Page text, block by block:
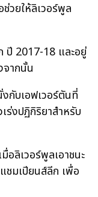
ช่วยให้ลิเวอร์พูล
ปี 2017-18 และอยู่
ากนั้น
กับเอฟเวอร์ตันที่
ร่งปฏิกิริยาสำหรับ
อลิเวอร์พูลเอาชนะ
ชมเปียนส์ลีก เพื่อ